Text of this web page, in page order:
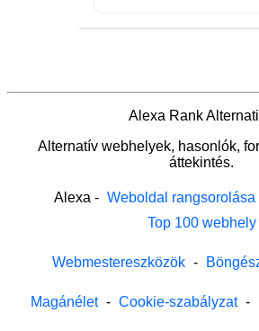
Alexa Rank
Alternatív webhelyek, hasonlók,
áttekintés.
Alexa - Weboldal rangsorolása
Top 100 webhely
Webmestereszközök -
Magánélet - Cookie-szabályzat -